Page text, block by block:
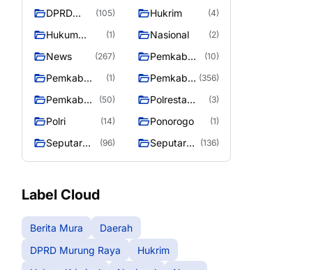
DPRD
Raya
(105) Hukrim (4)
Hukum
(1) Nasional (2)
News (267)
Pemkab
Barito Utara
(10)
Pemkab
murung raya
(1)
Pemkab
Raya
(356)
Pemkab
Raya 4
(50)
Polresta
Raya
(3)
Polri (14) Ponorogo (1)
Seputar
Raya
(96)
Seputar
(136)
Label Cloud
Berita Mura
Daerah
DPRD Murung Raya
Hukrim